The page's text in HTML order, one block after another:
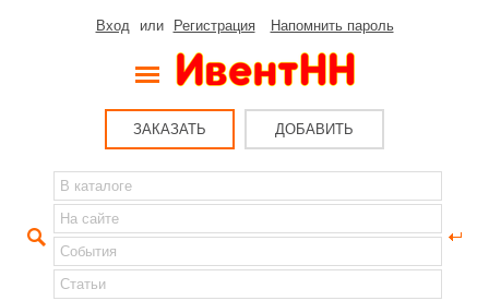
Вход или Регистрация Напомнить пароль
ЗАКАЗАТЬ ДОБАВИТЬ